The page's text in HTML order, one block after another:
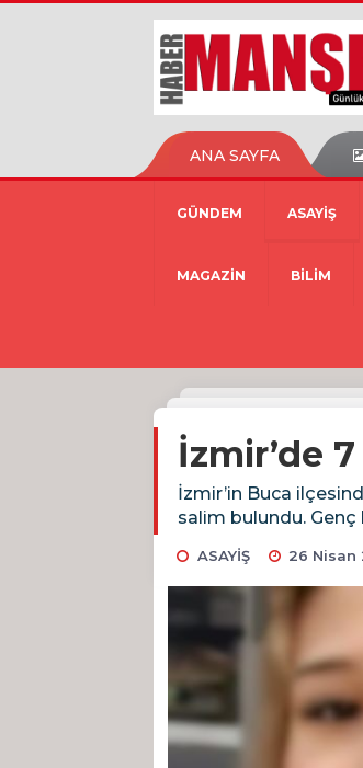
ANA SAYFA
GÜNDEM ASAYİŞ
MAGAZİN BİLİM
İzmir’de
İzmir’in Buca
salim bulundu. Genç
ASAYİŞ 26 Nisan